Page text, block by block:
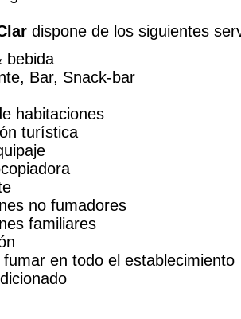
dispone de los siguientes
bebida
Bar, Snack-bar
habitaciones
turística
no fumadores
familiares
fumar en todo el establecimiento